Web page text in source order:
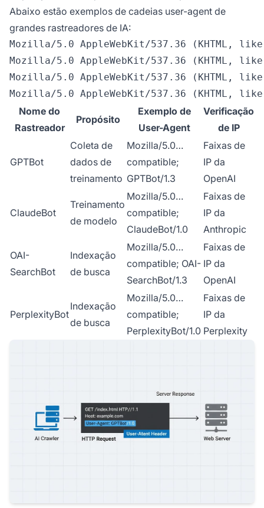
Abaixo estão exemplos de cadeias user-agent de
grandes rastreadores de IA:
Mozilla/5.0 AppleWebKit/537.36 (KHTML,
Mozilla/5.0 AppleWebKit/537.36 (KHTML,
Mozilla/5.0 AppleWebKit/537.36 (KHTML,
Nome do
Rastreador
Propósito
Exemplo de
User-Agent
Verificação
de IP
GPTBot
Coleta de
dados de
treinamento
Mozilla/5.0…
compatible;
GPTBot/1.3
Faixas de
IP da
OpenAI
ClaudeBot
Treinamento
de modelo
Mozilla/5.0…
compatible;
ClaudeBot/1.0
Faixas de
IP da
Anthropic
OAI-
SearchBot
Indexação
de busca
Mozilla/5.0…
compatible; OAI-
SearchBot/1.3
Faixas de
IP da
OpenAI
PerplexityBot
Indexação
de busca
Mozilla/5.0…
compatible;
PerplexityBot/1.0
Faixas de
IP da
Perplexity